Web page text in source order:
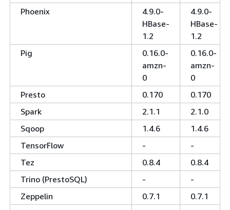
Phoenix
4.9.0-
HBase-
1.2
4.9.0-
HBase-
1.2
Pig
0.16.0-
amzn-
0
0.16.0-
amzn-
0
Presto
0.170
0.170
Spark
2.1.1
2.1.0
Sqoop
1.4.6
1.4.6
TensorFlow
-
-
Tez
0.8.4
0.8.4
Trino (PrestoSQL)
-
-
Zeppelin
0.7.1
0.7.1